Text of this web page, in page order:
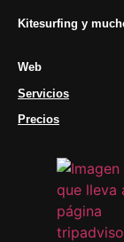
Kitesurfing y
Web
Servicios
Precios